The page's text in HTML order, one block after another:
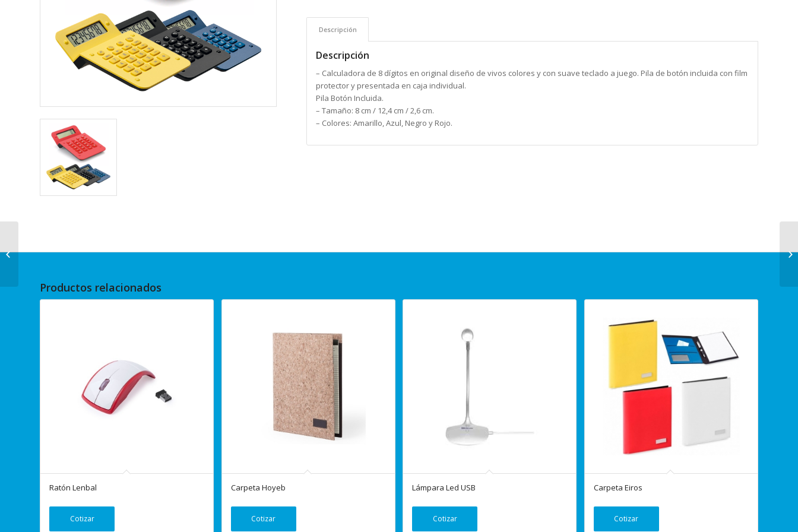
Descripción
Descripción
– Calculadora de 8 dígitos en original diseño de vivos colores y con suave teclado a juego. Pila de botón incluida con film
protector y presentada en caja individual.
Pila Botón Incluida.
– Tamaño: 8 cm / 12,4 cm / 2,6 cm.
– Colores: Amarillo, Azul, Negro y Rojo.
Productos relacionados
Ratón Lenbal
Cotizar
Carpeta Hoyeb
Cotizar
Lámpara Led USB
Cotizar
Carpeta Eiros
Cotizar